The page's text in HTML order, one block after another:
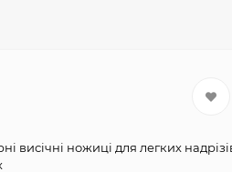
висічні ножиці для легких